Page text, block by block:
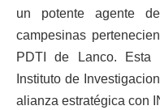
un potente agente
campesinas
PDTI de Lanco. Esta
Instituto de
alianza estratégica con